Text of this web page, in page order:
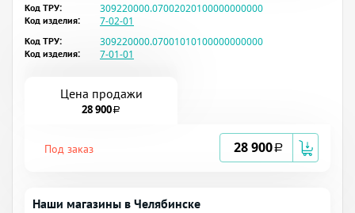
Код ТРУ:
309220000.07002020100000000000
Код изделия:
7-02-01
Код ТРУ:
309220000.07001010100000000000
Код изделия:
7-01-01
Цена продажи
28 900 a
Под заказ 28 900a
Наши магазины в Челябинске